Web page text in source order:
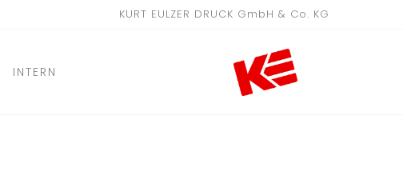
KURT EULZER DRUCK GmbH & Co. KG
INTERN